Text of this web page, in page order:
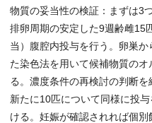
物質の妥当性の検証：まずは3
排卵周期の安定した9週齢雌15
当）腹腔内投与を行う。卵巣
た染色法を用いて候補物質の
る。濃度条件の再検討の判断
新たに10匹について同様に投
ける。妊娠が確認されれば個